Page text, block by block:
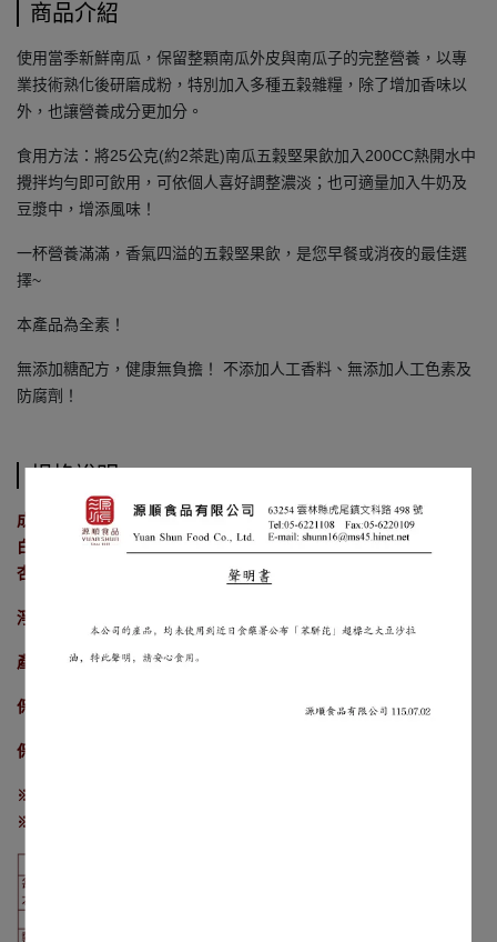
商品介紹
使用當季新鮮南瓜，保留整顆南瓜外皮與南瓜子的完整營養，以專
業技術熟化後研磨成粉，特別加入多種五榖雜糧，除了增加香味以
外，也讓營養成分更加分。
食用方法：將25公克(約2茶匙)南瓜五穀堅果飲加入200CC熱開水中
攪拌均勻即可飲用，可依個人喜好調整濃淡；也可適量加入牛奶及
豆漿中，增添風味！
一杯營養滿滿，香氣四溢的五穀堅果飲，是您早餐或消夜的最佳選
擇~
本產品為全素！
無添加糖配方，健康無負擔！ 不添加人工香料、無添加人工色素及
防腐劑！
規格說明
成份：南瓜、雪蓮子、糙米、白米、小麥胚芽、非基因改造黃豆、
白芝麻、燕麥、蕎麥、大麥、小米、大豆卵磷脂、核桃、黑木耳、
杏仁、南瓜子、啤酒酵母。
淨重：400g/包X12包
產地：台灣
保存期限：1年
保存方式：避免陽光直射及高溫潮濕
※本產品含有大豆、芝麻、堅果、含麩質之穀物及其製品。
※本產品之生產廠房亦有生產花生、牛奶及其製品。